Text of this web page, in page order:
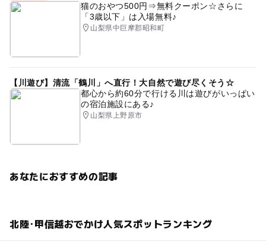
猫のおやつ500円⇒無料クーポン☆さらに
「3歳以下」は入場無料♪
山梨県中巨摩郡昭和町
【川遊び】清流「鶴川」へ直行！大自然で遊び尽くそう☆
都心から約60分で行ける川は遊びがいっぱい
の宿泊施設にある♪
山梨県上野原市
あなたにおすすめの記事
北陸･甲信越おでかけ人気スポットランキング